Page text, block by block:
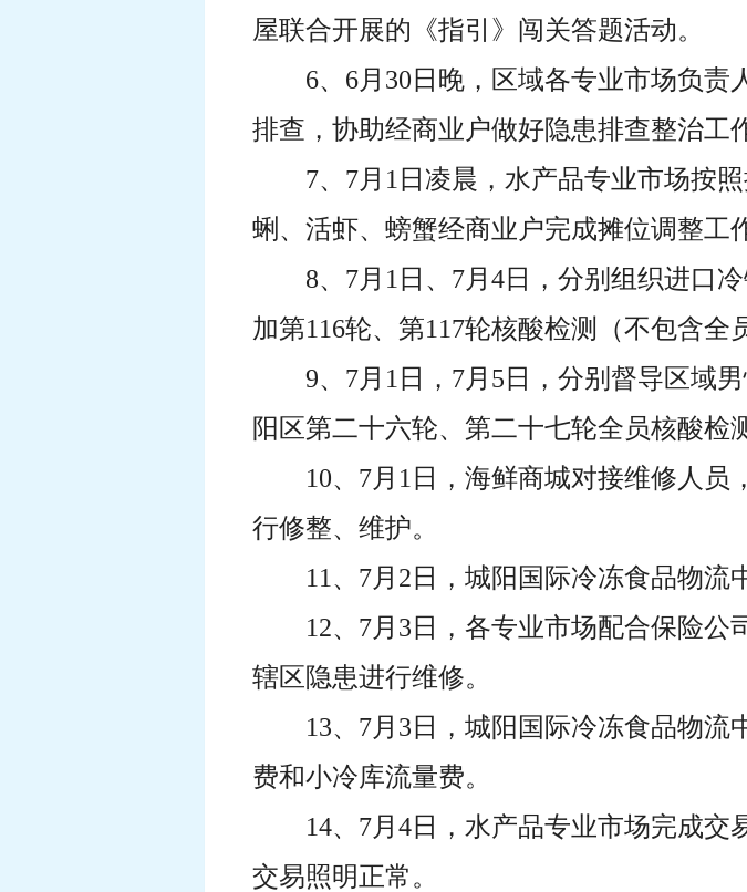
屋联合开展的《指引》闯关答题活动。
6、6月30日晚，区域各专业市场负
排查，协助经商业户做好隐患排查整治工
7、7月1日凌晨，水产品专业市场按
蜊、活虾、螃蟹经商业户完成摊位调整工
8、7月1日、7月4日，分别组织进口
加第116轮、第117轮核酸检测（不包含全
9、7月1日，7月5日，分别督导区域
阳区第二十六轮、第二十七轮全员核酸检
10、7月1日，海鲜商城对接维修人员
行修整、维护。
11、7月2日，城阳国际冷冻食品物流
12、7月3日，各专业市场配合保险
辖区隐患进行维修。
13、7月3日，城阳国际冷冻食品物
费和小冷库流量费。
14、7月4日，水产品专业市场完成
交易照明正常。